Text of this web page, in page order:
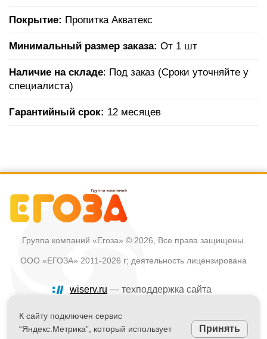
Покрытие: Пропитка Акватекс
Минимальный размер заказа: От 1 шт
Наличие на складе: Под заказ (Сроки уточняйте у
специалиста)
Гарантийный срок: 12 месяцев
Группа компаний «Егоза» © 2026, Все права защищены.
ООО «ЕГОЗА» 2011-2026 г; деятельность лицензирована
wiserv.ru — техподдержка сайта
Политика в отношении обработки персональных данных
Информация на сайте не является публичной офертой
К сайту подключен сервис
“Яндекс.Метрика”, который использует
Принять